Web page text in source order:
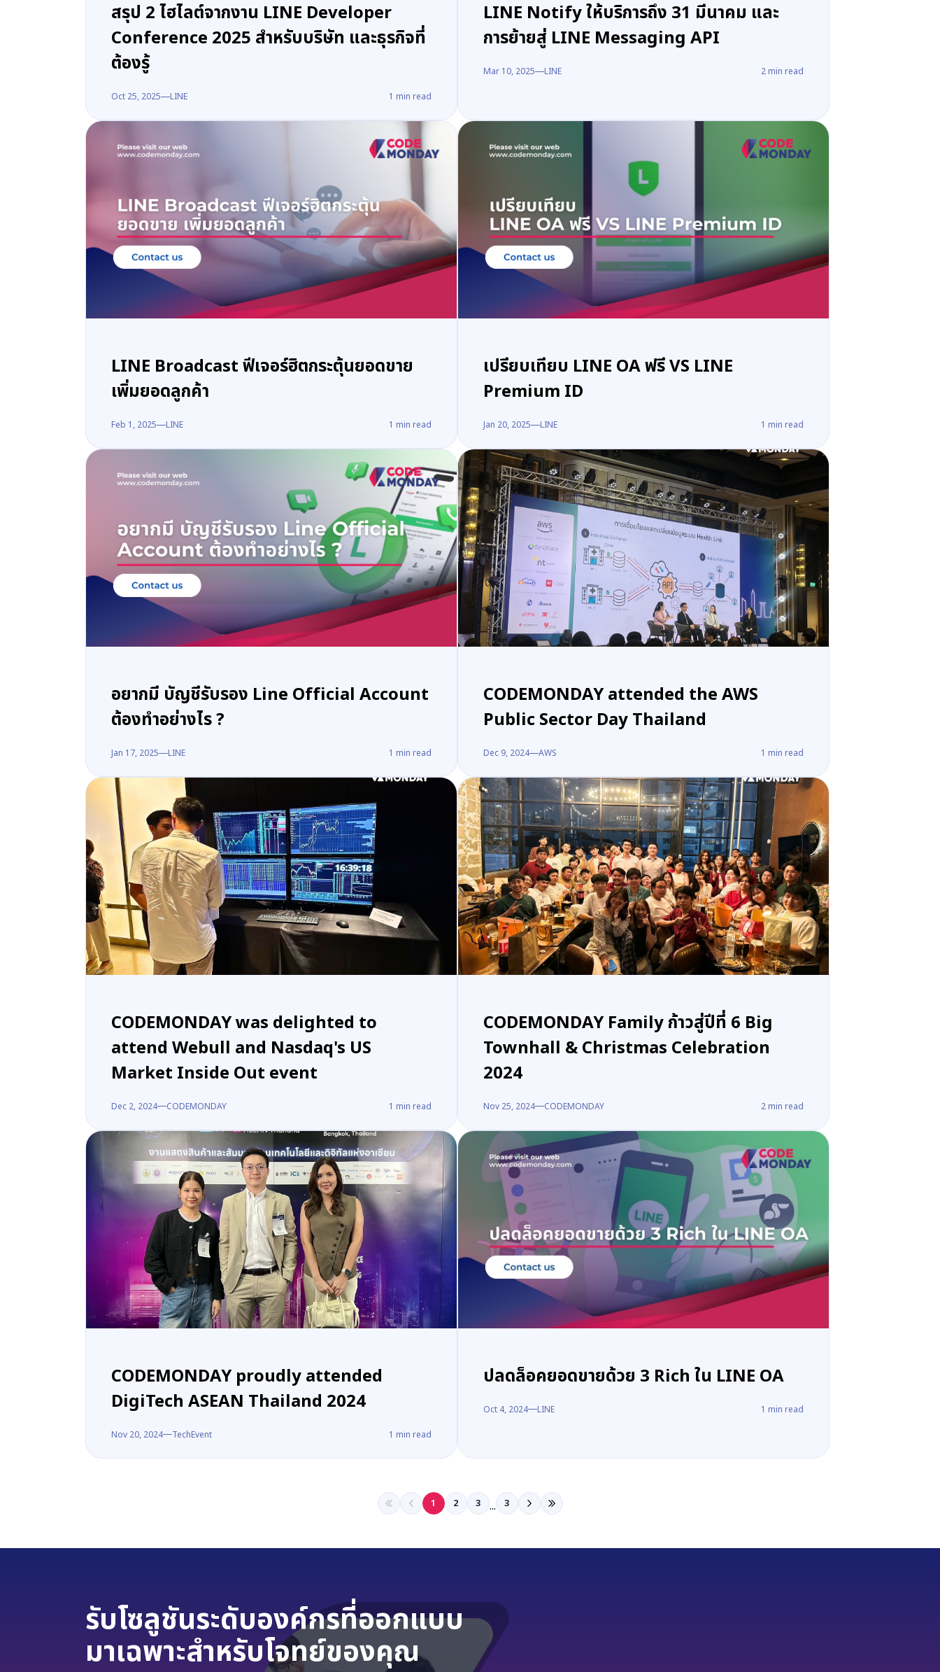
สรุป 2 ไฮไลต์จากงาน LINE Developer
Conference 2025 สำหรับบริษัท และธุรกิจที่
ต้องรู้
Oct 25, 2025 LINE 1 min read
LINE Notify ให้บริการถึง 31 มีนาคม และ
การย้ายสู่ LINE Messaging API
Mar 10, 2025 LINE 2 min read
LINE Broadcast ฟีเจอร์ฮิตกระตุ้นยอดขาย
เพิ่มยอดลูกค้า
Feb 1, 2025 LINE 1 min read
เปรียบเทียบ LINE OA ฟรี VS LINE
Premium ID
Jan 20, 2025 LINE 1 min read
อยากมี บัญชีรับรอง Line Official Account
ต้องทำอย่างไร ?
Jan 17, 2025 LINE 1 min read
CODEMONDAY attended the AWS
Public Sector Day Thailand
Dec 9, 2024 AWS 1 min read
CODEMONDAY was delighted to
attend Webull and Nasdaq's US
Market Inside Out event
Dec 2, 2024 CODEMONDAY 1 min read
CODEMONDAY Family ก้าวสู่ปีที่ 6 Big
Townhall & Christmas Celebration
2024
Nov 25, 2024 CODEMONDAY 2 min read
CODEMONDAY proudly attended
DigiTech ASEAN Thailand 2024
Nov 20, 2024 TechEvent 1 min read
ปลดล็อคยอดขายด้วย 3 Rich ใน LINE OA
Oct 4, 2024 LINE 1 min read
1 2 3 ... 3
รับโซลูชันระดับองค์กรที่ออกแบบ
มาเฉพาะสำหรับโจทย์ของคุณ